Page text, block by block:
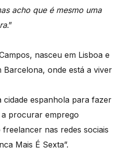
acho que é mesmo uma
.”
nasceu em Lisboa e
Barcelona, onde está a viver
espanhola para fazer
procurar emprego
nas redes sociais
Mais É Sexta”.